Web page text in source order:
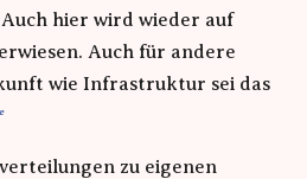
hier wird wieder auf
Auch für andere
wie Infrastruktur sei das
zu eigenen